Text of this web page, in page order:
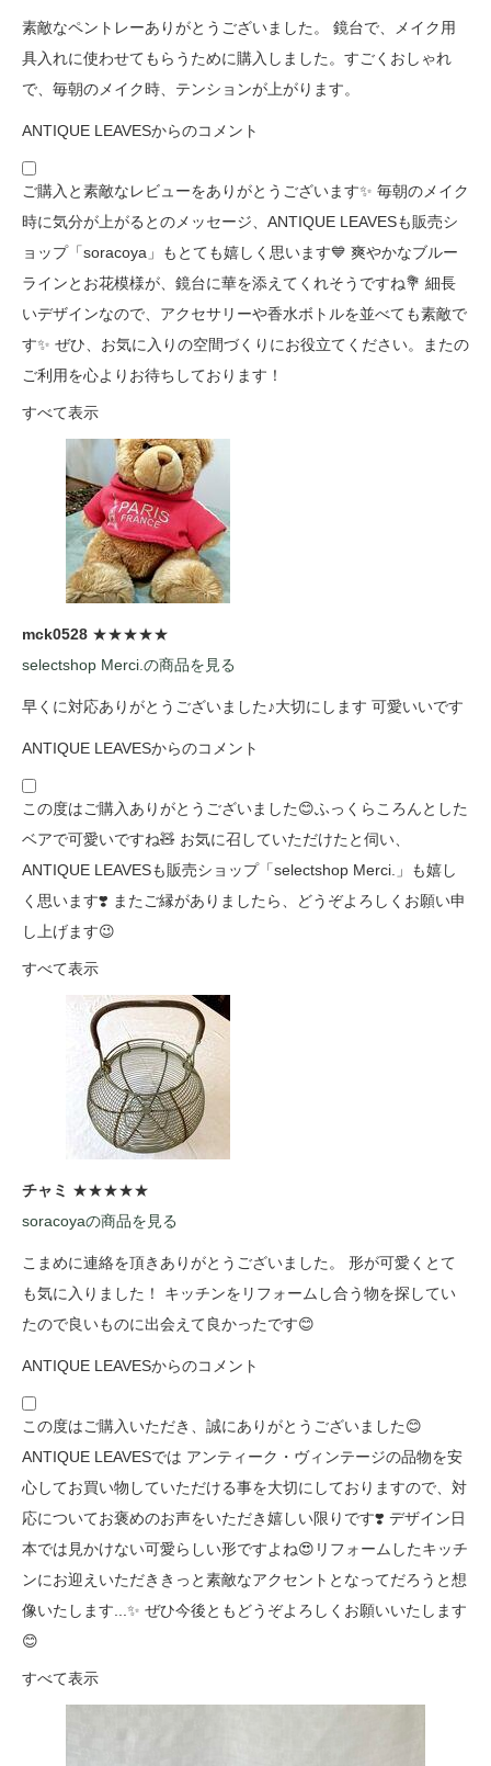
素敵なペントレーありがとうございました。 鏡台で、メイク用
具入れに使わせてもらうために購入しました。すごくおしゃれ
で、毎朝のメイク時、テンションが上がります。
ANTIQUE LEAVESからのコメント
ご購入と素敵なレビューをありがとうございます✨ 毎朝のメイク
時に気分が上がるとのメッセージ、ANTIQUE LEAVESも販売シ
ョップ「soracoya」もとても嬉しく思います💙 爽やかなブルー
ラインとお花模様が、鏡台に華を添えてくれそうですね💐 細長
いデザインなので、アクセサリーや香水ボトルを並べても素敵で
す✨ ぜひ、お気に入りの空間づくりにお役立てください。またの
ご利用を心よりお待ちしております！
すべて表示
mck0528 ★★★★★
selectshop Merci.の商品を見る
早くに対応ありがとうございました♪大切にします 可愛いいです
ANTIQUE LEAVESからのコメント
この度はご購入ありがとうございました😊ふっくらころんとした
ベアで可愛いですね🧸 お気に召していただけたと伺い、
ANTIQUE LEAVESも販売ショップ「selectshop Merci.」も嬉し
く思います❣️ またご縁がありましたら、どうぞよろしくお願い申
し上げます😉
すべて表示
チャミ ★★★★★
soracoyaの商品を見る
こまめに連絡を頂きありがとうございました。 形が可愛くとて
も気に入りました！ キッチンをリフォームし合う物を探してい
たので良いものに出会えて良かったです😊
ANTIQUE LEAVESからのコメント
この度はご購入いただき、誠にありがとうございました😊
ANTIQUE LEAVESでは アンティーク・ヴィンテージの品物を安
心してお買い物していただける事を大切にしておりますので、対
応についてお褒めのお声をいただき嬉しい限りです❣️ デザイン日
本では見かけない可愛らしい形ですよね😍リフォームしたキッチ
ンにお迎えいただききっと素敵なアクセントとなってだろうと想
像いたします...✨ ぜひ今後ともどうぞよろしくお願いいたします
😊
すべて表示